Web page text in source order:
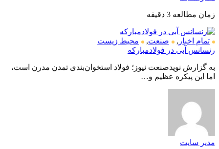
زمان مطالعه 3 دقیقه
تمام اخبار , صنعت,
محیط زیست
رنسانس آبی در فولادمبارکه
به گزارش نویدصنعت نیوز؛ فولاد استخوان‌بندی تمدن مدرن است،
اما این پیکره عظیم و…
مدیر سایت